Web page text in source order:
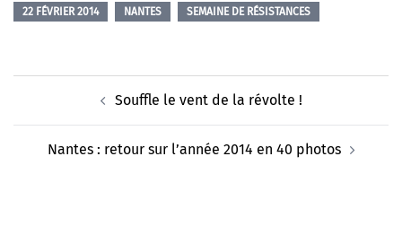
22 FÉVRIER 2014 NANTES SEMAINE DE RÉSISTANCES
Souffle le vent de la révolte !
Nantes : retour sur l’année 2014 en 40 photos